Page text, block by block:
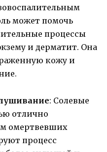
может помочь
процессы
и дерматит. Она
кожу и
: Солевые
отлично
омертвевших
процесс